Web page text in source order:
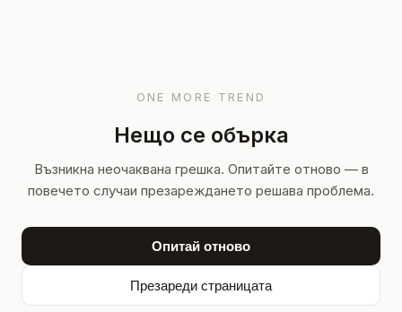
ONE MORE TREND
Нещо се обърка
Възникна неочаквана грешка. Опитайте отново — в
повечето случаи презареждането решава проблема.
Опитай отново
Презареди страницата